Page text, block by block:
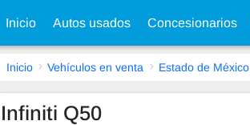
Inicio Autos usados Concesionarios
Inicio Vehículos en venta Estado de México
Infiniti Q50